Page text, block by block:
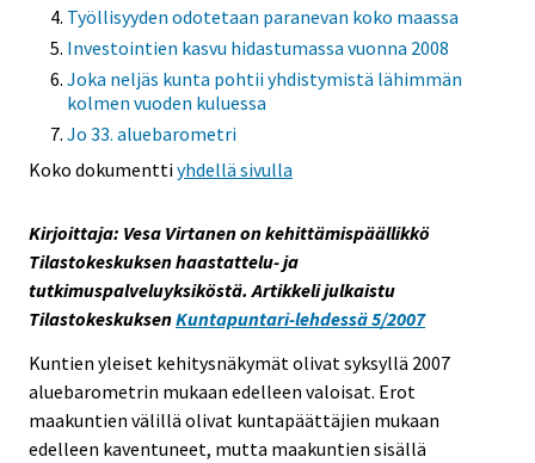
Työllisyyden odotetaan paranevan koko maassa
Investointien kasvu hidastumassa vuonna 2008
Joka neljäs kunta pohtii yhdistymistä lähimmän
kolmen vuoden kuluessa
Jo 33. aluebarometri
Koko dokumenttiyhdellä sivulla
Kirjoittaja: Vesa Virtanen on kehittämispäällikkö
Tilastokeskuksen haastattelu- ja
tutkimuspalveluyksiköstä. Artikkeli julkaistu
TilastokeskuksenKuntapuntari-lehdessä 5/2007
Kuntien yleiset kehitysnäkymät olivat syksyllä 2007
aluebarometrin mukaan edelleen valoisat. Erot
maakuntien välillä olivat kuntapäättäjien mukaan
edelleen kaventuneet, mutta maakuntien sisällä